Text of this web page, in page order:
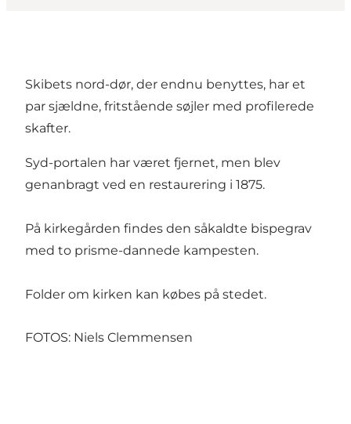
Skibets nord-dør, der endnu benyttes, har et
par sjældne, fritstående søjler med profilerede
skafter.
Syd-portalen har været fjernet, men blev
genanbragt ved en restaurering i 1875.
På kirkegården findes den såkaldte bispegrav
med to prisme-dannede kampesten.
Folder om kirken kan købes på stedet.
FOTOS: Niels Clemmensen